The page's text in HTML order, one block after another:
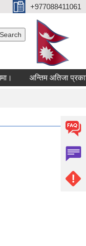
+977088411061
अन्तिम अतिजा प्रकाशन